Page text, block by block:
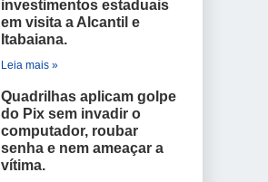
investimentos estaduais
em visita a Alcantil e
Itabaiana.
Leia mais »
Quadrilhas aplicam golpe
do Pix sem invadir o
computador, roubar
senha e nem ameaçar a
vítima.